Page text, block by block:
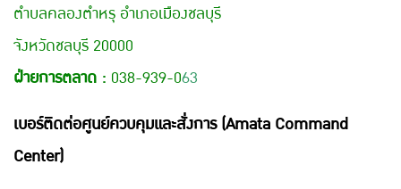
ตำบลคลองตำหรุ อำเภอเมืองชลบุรี
จังหวัดชลบุรี 20000
ฝ่ายการตลาด : 038-939-063
เบอร์ติดต่อศูนย์ควบคุมและสั่งการ (Amata Command
Center)